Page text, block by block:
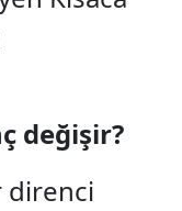
değişir?
direnci